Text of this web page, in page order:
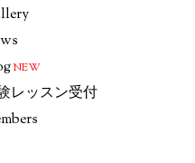
NEW
レッスン受付